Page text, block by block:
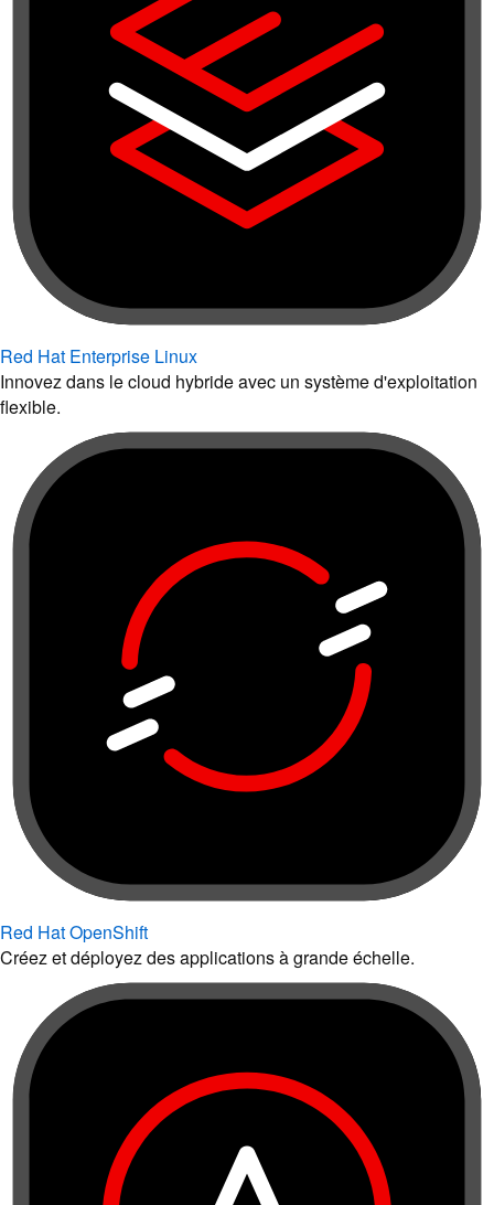
Red Hat Enterprise Linux
Innovez dans le cloud hybride avec un système d'exploitation
flexible.
Red Hat OpenShift
Créez et déployez des applications à grande échelle.